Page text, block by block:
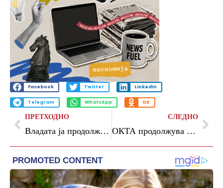
Facebook Twitter LinkedIn
Telegram WhatsApp OK
ПРЕТХОДНО
Владата ја продолжи мерката за намалување на акцизите на нафтените деривати до 15 јуни
СЛЕДНО
ОКТА продолжува со мерките за поддршка на домашниот пазар: Компанијата воведува попуст од 2 денари за бензините